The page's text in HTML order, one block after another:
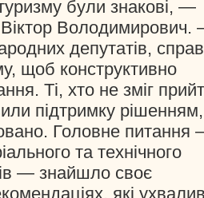
були знакові, —
Володимирович.
депутатів,
щоб конструктивно
Ті, хто не зміг
підтримку рішенням,
Головне питання
та технічного
— знайшло своє
які